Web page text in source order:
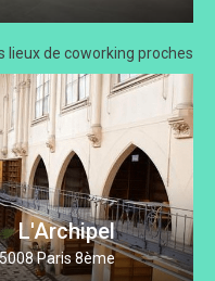
lieuxde coworking proches
L'Archipel
Paris 8ème